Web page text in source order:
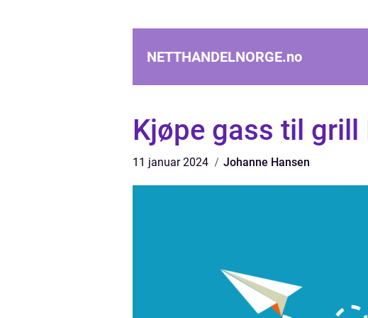
NETTHANDELNORGE.no
Kjøpe gass til
11 januar 2024 Johanne Hansen